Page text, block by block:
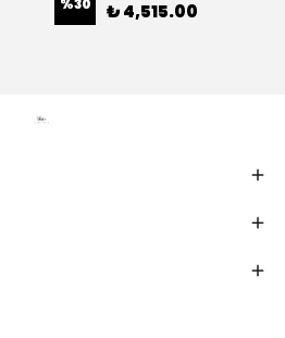
%30 ₺ 4,515.00